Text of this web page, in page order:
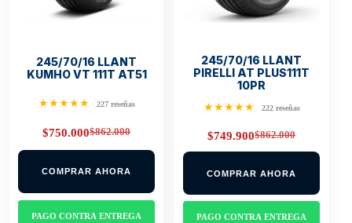
245/70/16 LLANT
KUMHO VT 111T AT51
★★★★★ 227 reseñas
$862.000
Original
price
$862.000.
$750.000Current
price
$750.000.
COMPRAR AHORA
PAGO CONTRA ENTREGA
245/70/16 LLANT
PIRELLI AT PLUS111T
10PR
★★★★★ 222 reseñas
$862.000
Original
price
$862.000.
$749.900Current
price
$749.900.
COMPRAR AHORA
PAGO CONTRA ENTREGA